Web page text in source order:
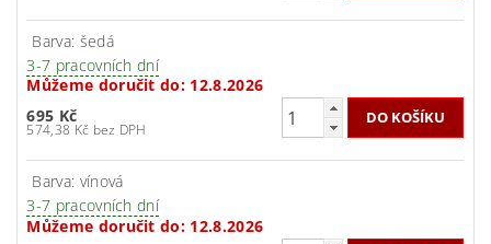
Barva: šedá
3-7 pracovních dní
Můžeme doručit do: 12.8.2026
695 Kč
574,38 Kč bez DPH
Barva: vínová
3-7 pracovních dní
Můžeme doručit do: 12.8.2026